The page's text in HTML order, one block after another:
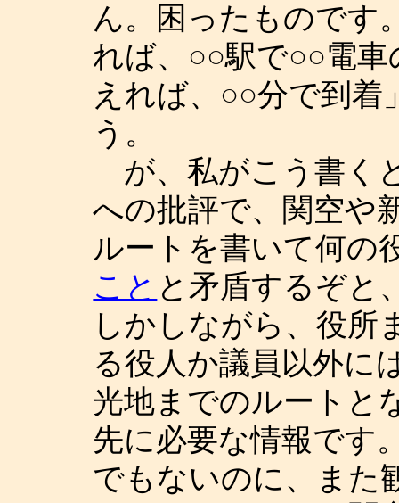
ん。困ったものです
れば、○○駅で○○電
えれば、○○分で到
う。
が、私がこう書く
への批評で、関空や
ルートを書いて何の
こと と矛盾するぞと
しかしながら、役所
る役人か議員以外に
光地までのルートと
先に必要な情報です
でもないのに、また